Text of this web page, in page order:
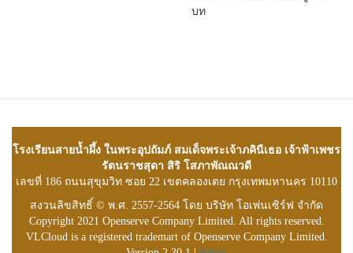
บท
โรงเรียนสายน้ำผึ้ง ในพระอุปถัมภ์ สมเด็จพระเจ้าภคินีเธอ เจ้าฟ้าเพชร
รัตนราชสุดา สิริ โสภาพัณณวดี
เลขที่ 186 ถนนสุขุมวิท ซอย 22 เขตคลองเตย กรุงเทพมหานคร 10110
สงวนลิขสิทธิ์ © พ.ศ. 2557-2564 โดย บริษัท โอเพ่นเซิร์ฟ จำกัด
Copyright 2021 Openserve Company Limited. All rights reserved.
VLCloud is a registered trademart of Openserve Company Limited.